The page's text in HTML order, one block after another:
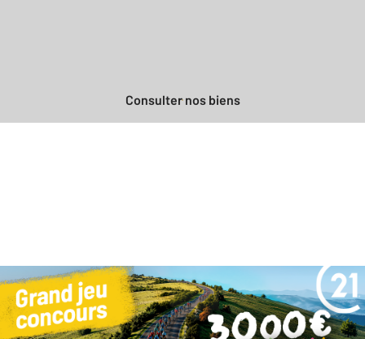
Consulter nos biens
Besoin d'une estimation
gratuitepour votre bien ?